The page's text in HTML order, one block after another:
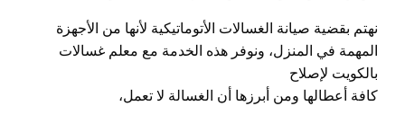
نهتم بقضية صيانة الغسالات الأتوماتيكية لأنها من الأجهزة
المهمة في المنزل، ونوفر هذه الخدمة مع معلم غسالات
بالكويت لإصلاح
كافة أعطالها ومن أبرزها أن الغسالة لا تعمل،